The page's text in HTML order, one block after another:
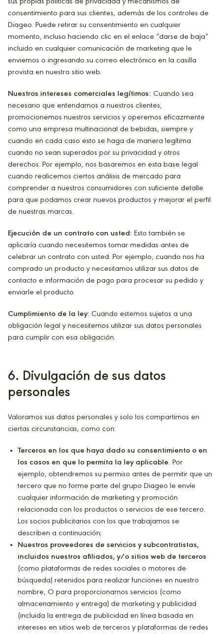
consentimiento para sus clientes, además de los controles de
Diageo. Puede retirar su consentimiento en cualquier
momento, incluso haciendo clic en el enlace “darse de baja”
incluido en cualquier comunicación de marketing que le
enviemos o ingresando su correo electrónico en la casilla
provista en nuestro sitio web.
Nuestros intereses comerciales legítimos: Cuando sea
necesario que entendamos a nuestros clientes,
promocionemos nuestros servicios y operemos eficazmente
como una empresa multinacional de bebidas, siempre y
cuando en cada caso esto se haga de manera legítima
cuando no sean superados por su privacidad y otros
derechos. Por ejemplo, nos basaremos en esta base legal
cuando realicemos ciertos análisis de mercado para
comprender a nuestros consumidores con suficiente detalle
para que podamos crear nuevos productos y mejorar el perfil
de nuestras marcas.
Ejecución de un contrato con usted: Esto también se
aplicaría cuando necesitemos tomar medidas antes de
celebrar un contrato con usted. Por ejemplo, cuando nos ha
comprado un producto y necesitamos utilizar sus datos de
contacto e información de pago para procesar su pedido y
enviarle el producto.
Cumplimiento de la ley: Cuando estemos sujetos a una
obligación legal y necesitemos utilizar sus datos personales
para cumplir con esa obligación.
6. Divulgación de sus datos
personales
Valoramos sus datos personales y solo los compartimos en
ciertas circunstancias, como con:
Terceros en los que haya dado su consentimiento o en
los casos en que lo permita la ley aplicable. Por
ejemplo, obtendremos su permiso antes de permitir que un
tercero que no forme parte del grupo Diageo le envíe
cualquier información de marketing y promoción
relacionada con los productos o servicios de ese tercero.
Los socios publicitarios con los que trabajamos se
describen a continuación;
Nuestros proveedores de servicios y subcontratistas,
incluidos nuestros afiliados, y/o sitios web de terceros
(como plataformas de redes sociales o motores de
búsqueda) retenidos para realizar funciones en nuestro
nombre, O para proporcionarnos servicios (como
almacenamiento y entrega) de marketing y publicidad
(incluida la entrega de publicidad en línea basada en
intereses en sitios web de terceros y plataformas de redes